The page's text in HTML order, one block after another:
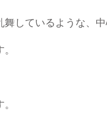
しているような、